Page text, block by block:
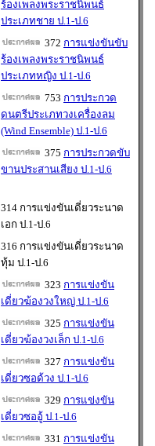
ร้องเพลงพระราชนิพนธ์
ประเภทชาย ป.1-ป.6
372 การแข่งขันขับ
ร้องเพลงพระราชนิพนธ์
ประเภทหญิง ป.1-ป.6
753 การประกวด
ดนตรีประเภทวงเครื่องลม
(Wind Ensemble) ป.1-ป.6
375 การประกวดขับ
ขานประสานเสียง ป.1-ป.6
314 การแข่งขันเดี่ยวระนาด
เอก ป.1-ป.6
316 การแข่งขันเดี่ยวระนาด
ทุ้ม ป.1-ป.6
323 การแข่งขัน
เดี่ยวฆ้องวงใหญ่ ป.1-ป.6
325 การแข่งขัน
เดี่ยวฆ้องวงเล็ก ป.1-ป.6
327 การแข่งขัน
เดี่ยวซอด้วง ป.1-ป.6
329 การแข่งขัน
เดี่ยวซออู้ ป.1-ป.6
331 การแข่งขัน